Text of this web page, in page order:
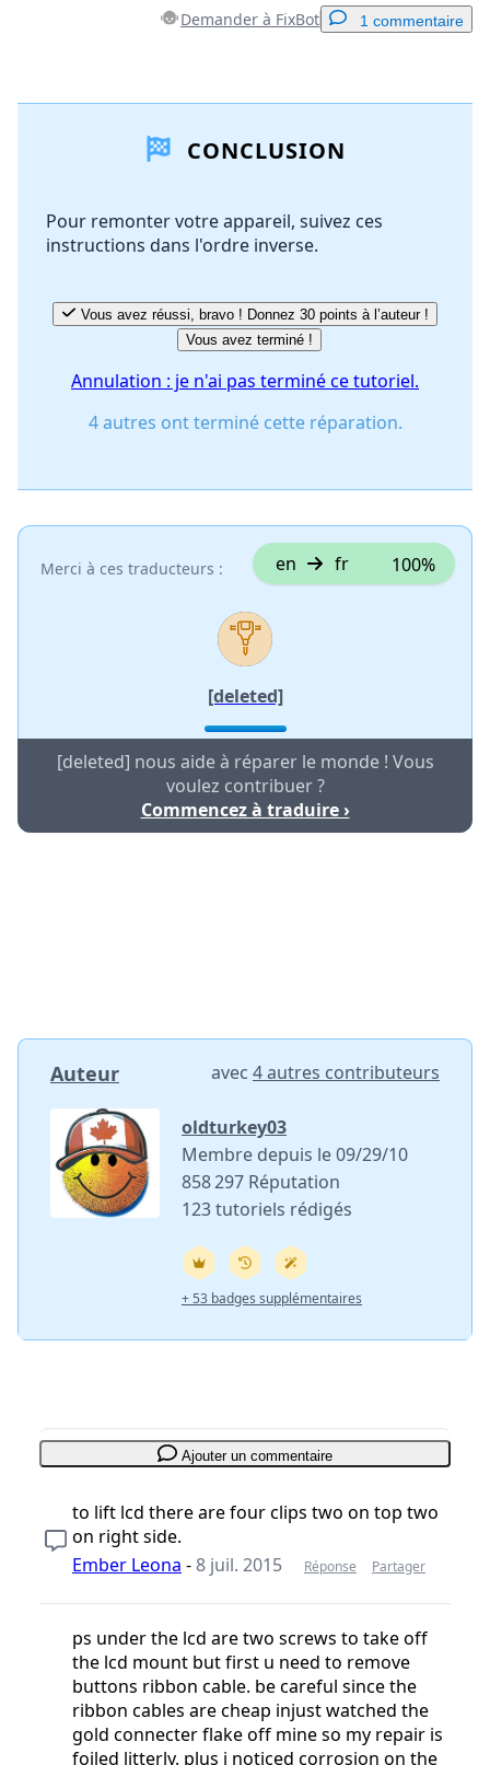
Demander à FixBot 1 commentaire
Ajouter un commentaire
Annuler Publier un commentaire
CONCLUSION
Pour remonter votre appareil, suivez ces
instructions dans l'ordre inverse.
Vous avez réussi, bravo ! Donnez 30 points à l’auteur !
Vous avez terminé !
Annulation : je n'ai pas terminé ce tutoriel.
4 autres ont terminé cette réparation.
Merci à ces traducteurs : en fr 100%
[deleted]
[deleted] nous aide à réparer le monde ! Vous
voulez contribuer ?
Commencez à traduire ›
Auteur avec 4 autres contributeurs
oldturkey03
Membre depuis le 09/29/10
858 297 Réputation
123 tutoriels rédigés
+ 53 badges supplémentaires
Ajouter un commentaire
to lift lcd there are four clips two on top two
on right side.
Ember Leona -8 juil. 2015 Réponse Partager
ps under the lcd are two screws to take off
the lcd mount but first u need to remove
buttons ribbon cable. be careful since the
ribbon cables are cheap injust watched the
gold connecter flake off mine so my repair is
foiled litterly. plus i noticed corrosion on the